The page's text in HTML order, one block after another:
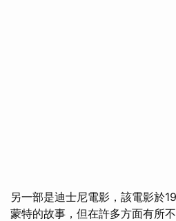
另一部是迪士尼電影，該電影於
蒙特的故事，但在許多方面有所不